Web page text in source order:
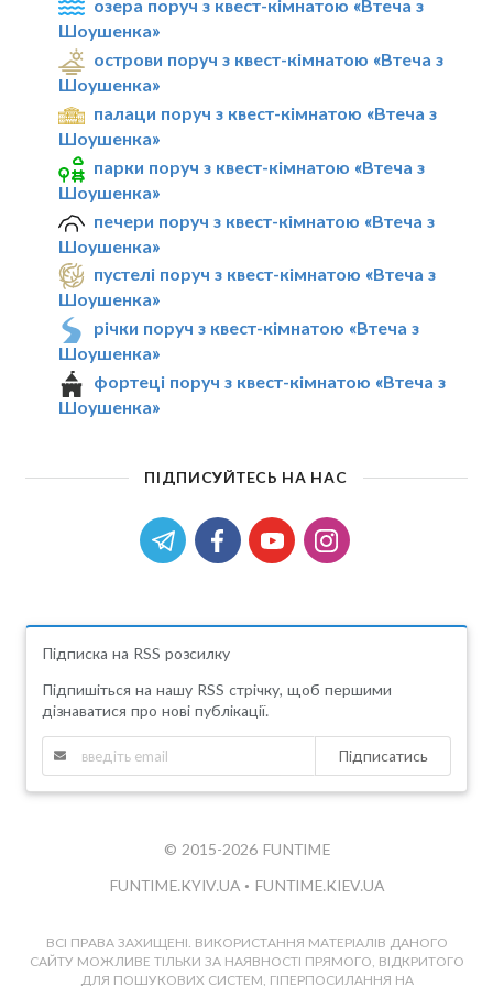
озера поруч з квест-кімнатою «Втеча з
Шоушенка»
острови поруч з квест-кімнатою «Втеча з
Шоушенка»
палаци поруч з квест-кімнатою «Втеча з
Шоушенка»
парки поруч з квест-кімнатою «Втеча з
Шоушенка»
печери поруч з квест-кімнатою «Втеча з
Шоушенка»
пустелі поруч з квест-кімнатою «Втеча з
Шоушенка»
річки поруч з квест-кімнатою «Втеча з
Шоушенка»
фортеці поруч з квест-кімнатою «Втеча з
Шоушенка»
ПІДПИСУЙТЕСЬ НА НАС
Підписка на RSS розсилку
Підпишіться на нашу RSS стрічку, щоб першими
дізнаватися про нові публікації.
Підписатись
© 2015-2026 FUNTIME
FUNTIME.KYIV.UA • FUNTIME.KIEV.UA
ВСІ ПРАВА ЗАХИЩЕНІ. ВИКОРИСТАННЯ МАТЕРІАЛІВ ДАНОГО
САЙТУ МОЖЛИВЕ ТІЛЬКИ ЗА НАЯВНОСТІ ПРЯМОГО, ВІДКРИТОГО
ДЛЯ ПОШУКОВИХ СИСТЕМ, ГІПЕРПОСИЛАННЯ НА